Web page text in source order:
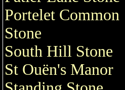
Portelet Common
Stone
South Hill Stone
St Ouën's Manor